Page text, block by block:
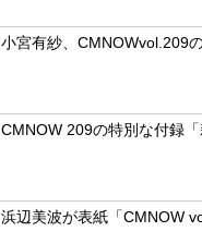
小宮有紗、CMNOWvol.209
CMNOW 209の特別な付録
浜辺美波が表紙「CMNOW